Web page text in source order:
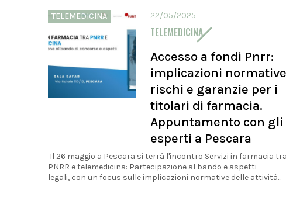
TELEMEDICINA 22/05/2025
TELEMEDICINA
Accesso a fondi Pnrr:
implicazioni
rischi e garanzie per i
titolari di farmacia.
Appuntamento con gli
esperti a Pescara
Il 26 maggio a Pescara si terrà l'incontro Servizi in farmacia tra
PNRR e telemedicina: Partecipazione al bando e aspetti
legali, con un focus sulle implicazioni normative delle attività...